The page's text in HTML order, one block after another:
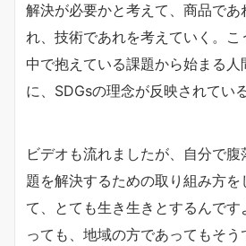
解決が必要かと考えて、商品であ
れ、技術であれを考えていく。
中で抱えている課題から始まる
に、SDGsの理念が反映されてい
ビデオも流れましたが、自分で
題を解決するための取り組み方を
て、とても生き生きとするんで
っても、地域の方であってもそ